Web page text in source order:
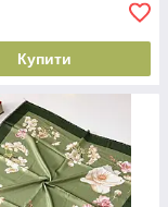
Купити